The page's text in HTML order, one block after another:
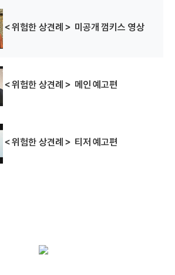
＜위험한 상견례＞ 미공개 껌키스 영상
＜위험한 상견례＞ 메인 예고편
＜위험한 상견례＞ 티저 예고편